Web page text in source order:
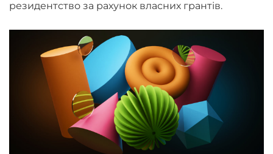
резидентство за рахунок власних грантів.